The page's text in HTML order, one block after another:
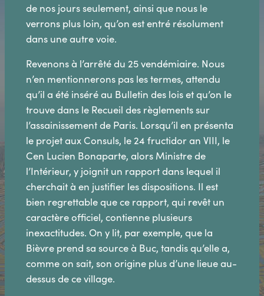
de nos jours seulement, ainsi que nous le
verrons plus loin, qu’on est entré résolument
dans une autre voie.
Revenons à l’arrêté du 25 vendémiaire. Nous
n’en mentionnerons pas les termes, attendu
qu’il a été inséré au Bulletin des lois et qu’on le
trouve dans le Recueil des règlements sur
l’assainissement de Paris. Lorsqu’il en présenta
le projet aux Consuls, le 24 fructidor an VIII, le
Cen Lucien Bonaparte, alors Ministre de
l’Intérieur, y joignit un rapport dans lequel il
cherchait à en justifier les dispositions. Il est
bien regrettable que ce rapport, qui revêt un
caractère officiel, contienne plusieurs
inexactitudes. On y lit, par exemple, que la
Bièvre prend sa source à Buc, tandis qu’elle a,
comme on sait, son origine plus d’une lieue au-
dessus de ce village.